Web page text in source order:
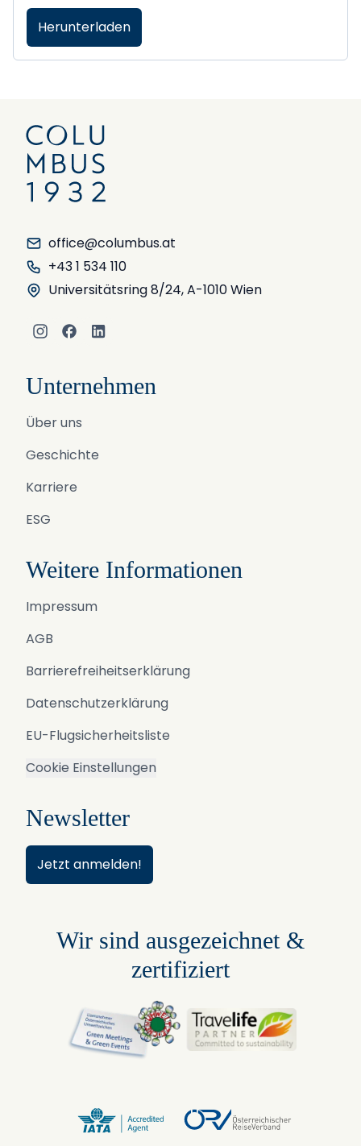
Herunterladen
office@columbus.at
+43 1 534 110
Universitätsring 8/24, A-1010 Wien
Instagram
Facebook
LinkedIn
Unternehmen
Über uns
Geschichte
Karriere
ESG
Weitere Informationen
Impressum
AGB
Barrierefreiheitserklärung
Datenschutzerklärung
EU-Flugsicherheitsliste
Cookie Einstellungen
Newsletter
Jetzt anmelden!
Wir sind ausgezeichnet &
zertifiziert